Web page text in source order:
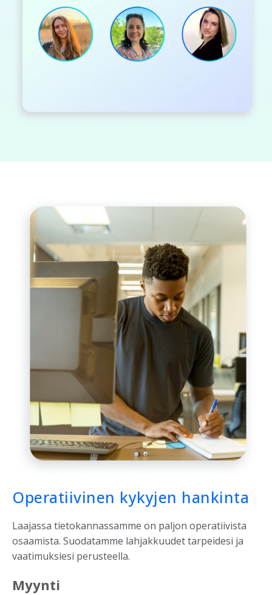
Operatiivinen kykyjen hankinta
Laajassa tietokannassamme on paljon operatiivista
osaamista. Suodatamme lahjakkuudet tarpeidesi ja
vaatimuksiesi perusteella.
Myynti